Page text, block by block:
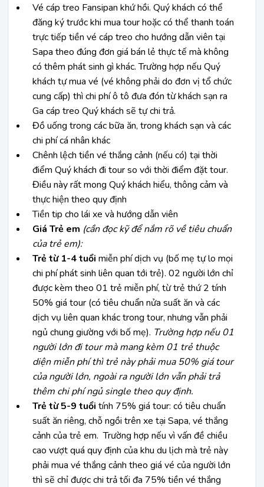
Vé cáp treo Fansipan khứ hồi. Quý khách có thể
đăng ký trước khi mua tour hoặc có thể thanh toán
trực tiếp tiền vé cáp treo cho hướng dẫn viên tại
Sapa theo đúng đơn giá bán lẻ thực tế mà không
có thêm phát sinh gì khác. Trường hợp nếu Quý
khách tự mua vé (vé không phải do đơn vị tổ chức
cung cấp) thì chi phí ô tô đưa đón từ khách sạn ra
Ga cáp treo Quý khách sẽ tự chi trả.
Đồ uống trong các bữa ăn, trong khách sạn và các
chi phí cá nhân khác
Chênh lệch tiền vé thắng cảnh (nếu có) tại thời
điểm Quý khách đi tour so với thời điểm đặt tour.
Điều này rất mong Quý khách hiểu, thông cảm và
thực hiện theo quy định
Tiền tip cho lái xe và hướng dẫn viên
Giá Trẻ em (cần đọc kỹ để nắm rõ về tiêu chuẩn
của trẻ em):
Trẻ từ 1-4 tuổi miễn phí dịch vụ (bố mẹ tự lo mọi
chi phí phát sinh liên quan tới trẻ). 02 người lớn chỉ
được kèm theo 01 trẻ miễn phí, từ trẻ thứ 2 tính
50% giá tour (có tiêu chuẩn nửa suất ăn và các
dịch vụ liên quan khác trong tour, nhưng vẫn phải
ngủ chung giường với bố mẹ). Trường hợp nếu 01
người lớn đi tour mà mang kèm 01 trẻ thuộc
diện miễn phí thì trẻ này phải mua 50% giá tour
của người lớn, ngoài ra người lớn vẫn phải trả
thêm chi phí ngủ single theo quy định.
Trẻ từ 5-9 tuổi tính 75% giá tour: có tiêu chuẩn
suất ăn riêng, chỗ ngồi trên xe tại Sapa, vé thắng
cảnh của trẻ em. Trường hợp nếu vì vấn đề chiều
cao vượt quá quy định của khu du lịch mà trẻ này
phải mua vé thắng cảnh theo giá vé của người lớn
thì sẽ chỉ được chi trả tối đa 75% tiền vé thắng